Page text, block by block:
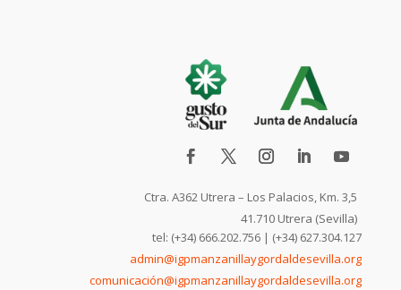
Ctra. A362 Utrera – Los Palacios, Km. 3,5
41.710 Utrera (Sevilla)
tel: (+34) 666.202.756 | (+34) 627.304.127
admin@igpmanzanillaygordaldesevilla.org
comunicación@igpmanzanillaygordaldesevilla.org